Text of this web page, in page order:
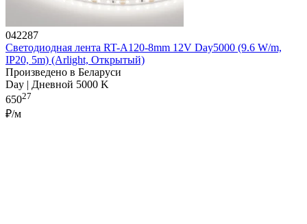
042287
Светодиодная лента RT-A120-8mm 12V Day5000 (9.6 W/m,
IP20, 5m) (Arlight, Открытый)
Произведено в Беларуси
Day | Дневной 5000 K
65027
₽/м